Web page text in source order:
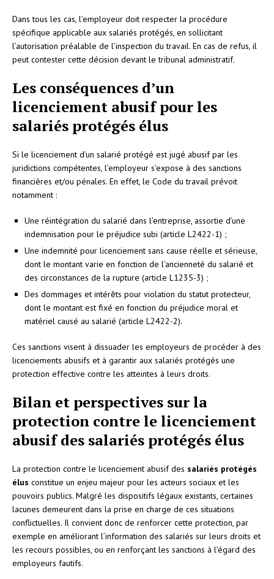
Dans tous les cas, l’employeur doit respecter la procédure
spécifique applicable aux salariés protégés, en sollicitant
l’autorisation préalable de l’inspection du travail. En cas de refus, il
peut contester cette décision devant le tribunal administratif.
Les conséquences d’un
licenciement abusif pour les
salariés protégés élus
Si le licenciement d’un salarié protégé est jugé abusif par les
juridictions compétentes, l’employeur s’expose à des sanctions
financières et/ou pénales. En effet, le Code du travail prévoit
notamment :
Une réintégration du salarié dans l’entreprise, assortie d’une
indemnisation pour le préjudice subi (article L2422-1) ;
Une indemnité pour licenciement sans cause réelle et sérieuse,
dont le montant varie en fonction de l’ancienneté du salarié et
des circonstances de la rupture (article L1235-3) ;
Des dommages et intérêts pour violation du statut protecteur,
dont le montant est fixé en fonction du préjudice moral et
matériel causé au salarié (article L2422-2).
Ces sanctions visent à dissuader les employeurs de procéder à des
licenciements abusifs et à garantir aux salariés protégés une
protection effective contre les atteintes à leurs droits.
Bilan et perspectives sur la
protection contre le licenciement
abusif des salariés protégés élus
La protection contre le licenciement abusif des salariés protégés
élus constitue un enjeu majeur pour les acteurs sociaux et les
pouvoirs publics. Malgré les dispositifs légaux existants, certaines
lacunes demeurent dans la prise en charge de ces situations
conflictuelles. Il convient donc de renforcer cette protection, par
exemple en améliorant l’information des salariés sur leurs droits et
les recours possibles, ou en renforçant les sanctions à l’égard des
employeurs fautifs.